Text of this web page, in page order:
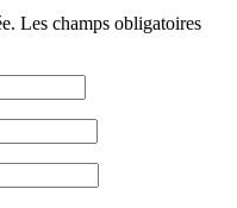
Les champs obligatoires